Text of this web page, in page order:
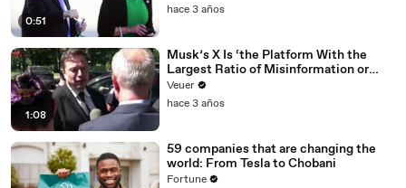
0:51
hace 3 años
1:08
Musk’s X Is ‘the Platform With the
Largest Ratio of Misinformation or
Disinformation’ Amongst All Social
Media Platforms
Veuer
hace 3 años
59 companies that are changing the
world: From Tesla to Chobani
Fortune